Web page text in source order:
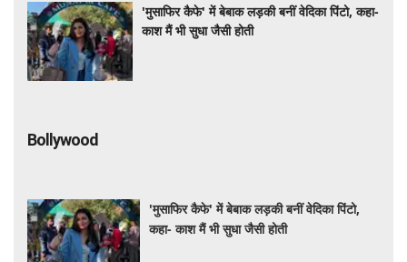
'मुसाफिर कैफे' में बेबाक लड़की बनीं वेदिका पिंटो, कहा-
काश मैं भी सुधा जैसी होती
Bollywood
'मुसाफिर कैफे' में बेबाक लड़की बनीं वेदिका पिंटो,
कहा- काश मैं भी सुधा जैसी होती